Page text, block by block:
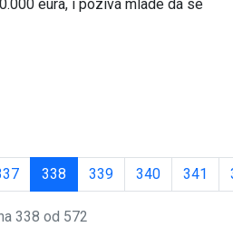
eura, i poziva mlade da se
338 339 340 341
338 od 572